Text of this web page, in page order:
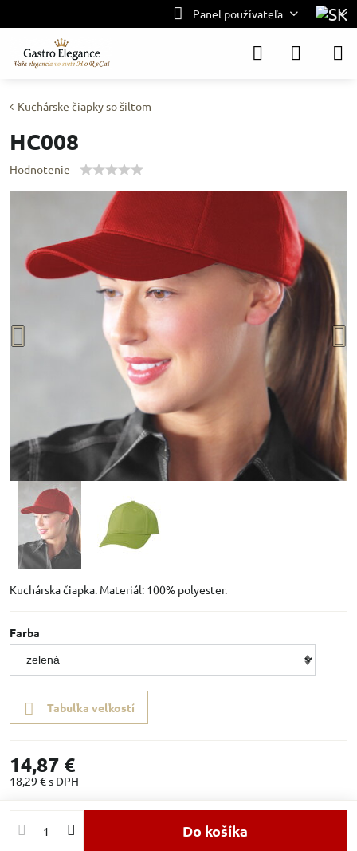
Panel používateľa
Kuchárske čiapky so šiltom
HC008
Hodnotenie
Kuchárska čiapka. Materiál: 100% polyester.
Farba
Tabuľka veľkostí
14,87 €
18,29 €s DPH
Do košíka